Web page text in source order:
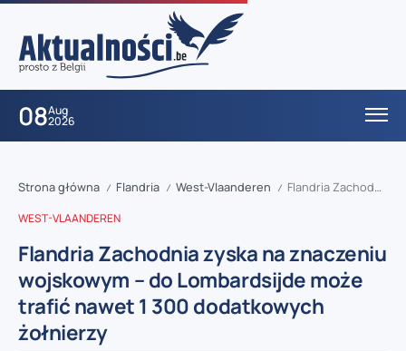
08Aug
2026
Strona główna / Flandria / West-Vlaanderen / Flandria Zachodnia zyska na znaczeniu wojskowym – do Lombardsijde może trafić nawet 1 300 dodatkowych żołnierzy
WEST-VLAANDEREN
Flandria Zachodnia zyska na znaczeniu
wojskowym – do Lombardsijde może
trafić nawet 1 300 dodatkowych
żołnierzy